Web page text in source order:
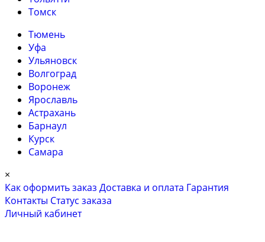
Томск
Тюмень
Уфа
Ульяновск
Волгоград
Воронеж
Ярославль
Астрахань
Барнаул
Курск
Самара
×
Как оформить заказ Доставка и оплата Гарантия
Контакты Cтатус заказа
Личный кабинет